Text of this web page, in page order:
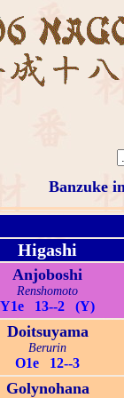
Banzuke
Higashi
Anjoboshi
Renshomoto
Y1e 13--2 (Y)
Doitsuyama
Berurin
O1e 12--3
Golynohana